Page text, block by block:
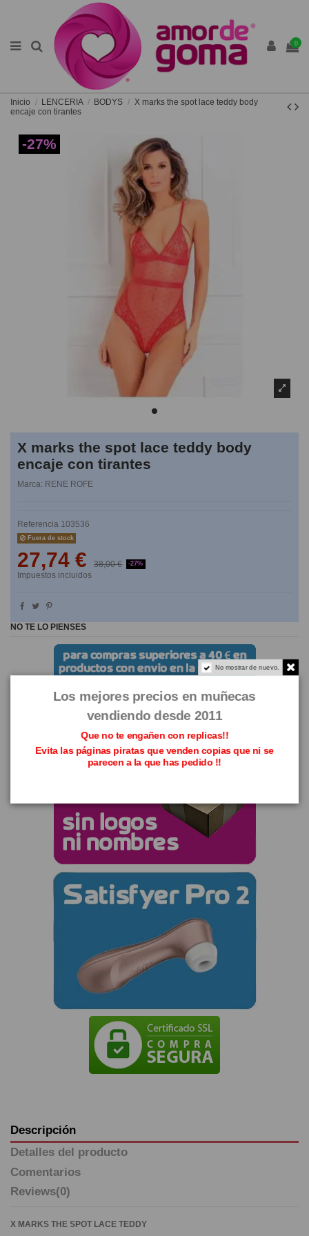
0
Inicio LENCERIA BODYS
X marks the spot lace teddy body
encaje con tirantes
-27%
X marks the spot lace teddy body
encaje con tirantes
Marca: RENE ROFE
Referencia 103536
Fuera de stock
27,74 € 38,00 € -27%
Impuestos incluidos
NO TE LO PIENSES
Descripción
Detalles del producto
Comentarios
Reviews(0)
X MARKS THE SPOT LACE TEDDY
No mostrar de nuevo.
Los mejores precios en muñecas
vendiendo desde 2011
Que no te engañen con replicas!!
Evita las páginas piratas que venden copias que ni se
parecen a la que has pedido !!